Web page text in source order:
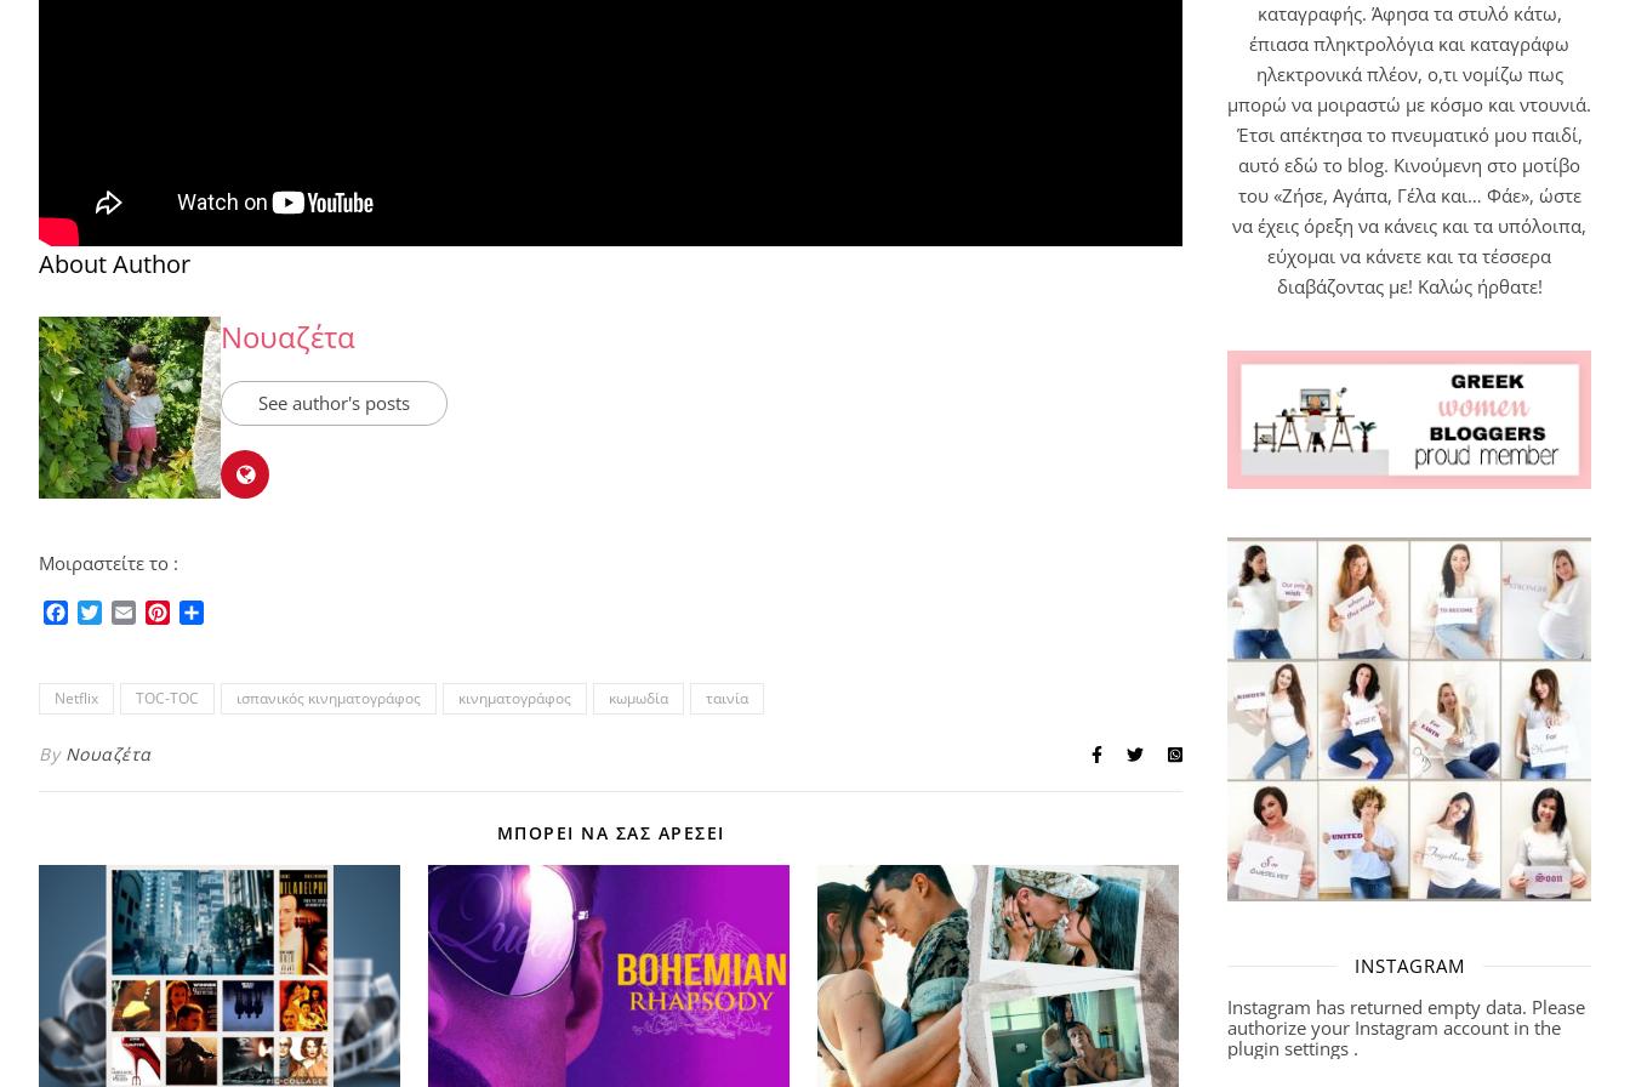
About Author
Νουαζέτα
See author's posts
Μοιραστείτε το :
Facebook
TwitterEmailPinterest
Netflix TOC-TOC ισπανικός κινηματογράφος κινηματογράφος κωμωδία ταινία
By Νουαζέτα
ΜΠΟΡΕΊ ΝΑ ΣΑΣ ΑΡΕΣΕΙ
καταγραφής. Άφησα τα στυλό κάτω,
έπιασα πληκτρολόγια και καταγράφω
ηλεκτρονικά πλέον, ο,τι νομίζω πως
μπορώ να μοιραστώ με κόσμο και ντουνιά.
Έτσι απέκτησα το πνευματικό μου παιδί,
αυτό εδώ το blog. Κινούμενη στο μοτίβο
του «Ζήσε, Αγάπα, Γέλα και… Φάε», ώστε
να έχεις όρεξη να κάνεις και τα υπόλοιπα,
εύχομαι να κάνετε και τα τέσσερα
διαβάζοντας με! Καλώς ήρθατε!
INSTAGRAM
Instagram has returned empty data. Please
authorize your Instagram account in the
plugin settings .